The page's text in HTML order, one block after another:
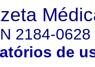
2184-0628
de